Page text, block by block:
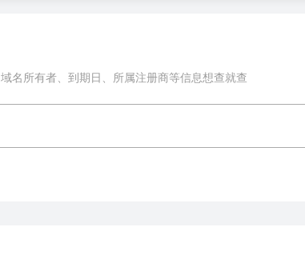
域名所有者、到期日、所属注册商等信息想查就查